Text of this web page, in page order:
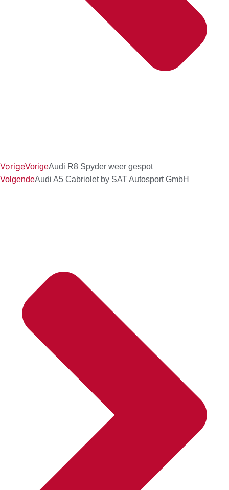
VorigeVorigeAudi R8 Spyder weer gespot
VolgendeAudi A5 Cabriolet by SAT Autosport GmbH